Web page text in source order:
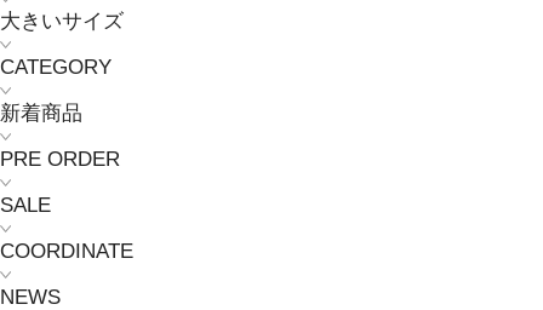
大きいサイズ
CATEGORY
新着商品
PRE ORDER
SALE
COORDINATE
NEWS